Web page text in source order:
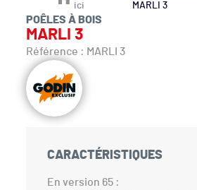
ici
MARLI 3
POÊLES À BOIS
MARLI 3
Référence : MARLI 3
CARACTÉRISTIQUES
En version 65 :